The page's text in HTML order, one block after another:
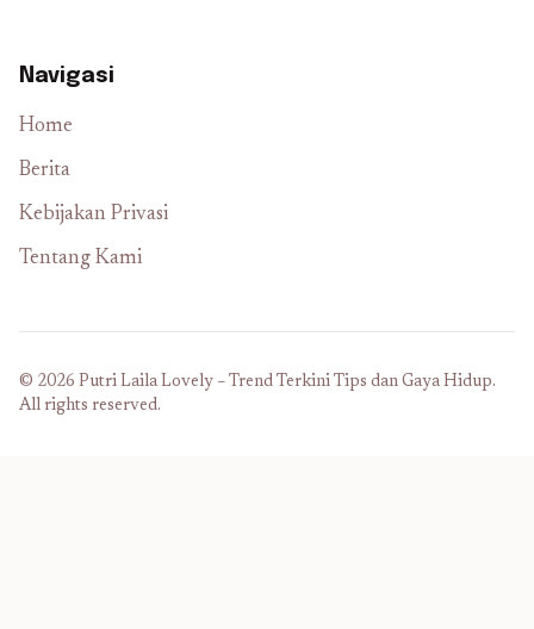
Navigasi
Home
Berita
Kebijakan Privasi
Tentang Kami
© 2026 Putri Laila Lovely – Trend Terkini Tips dan Gaya Hidup.
All rights reserved.